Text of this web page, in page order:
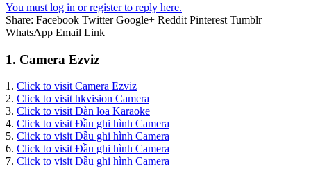
You must log in or register to reply here.
Share: Facebook Twitter Google+ Reddit Pinterest Tumblr
WhatsApp Email Link
1. Camera Ezviz
1. Click to visit Camera Ezviz
2. Click to visit hkvision Camera
3. Click to visit Dàn loa Karaoke
4. Click to visit Đầu ghi hình Camera
5. Click to visit Đầu ghi hình Camera
6. Click to visit Đầu ghi hình Camera
7. Click to visit Đầu ghi hình Camera